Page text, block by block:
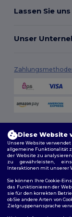
Lassen Sie
Unser
Folge uns
Diese Website
Unsere Website
allgemeine Funktionalität
der Website zu
zu gewährleisten,
Interaktionen mit unserer
Sie können Ihre Cookie-
das Funktionieren der
sie für den korrekten
ob Sie andere Arten von
Zielgruppenansprache